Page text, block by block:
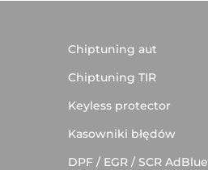
Chiptuning aut
Chiptuning TIR
Keyless protector
Kasowniki błędów
DPF / EGR / SCR AdBlue